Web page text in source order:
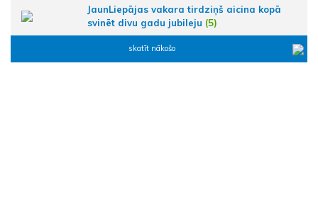
JaunLiepājas vakara tirdziņš aicina kopā
svinēt divu gadu jubileju (5)
skatīt nākošo